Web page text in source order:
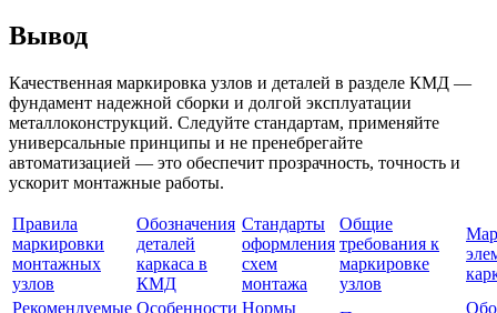
Вывод
Качественная маркировка узлов и деталей в разделе КМД —
фундамент надежной сборки и долгой эксплуатации
металлоконструкций. Следуйте стандартам, применяйте
универсальные принципы и не пренебрегайте
автоматизацией — это обеспечит прозрачность, точность и
ускорит монтажные работы.
Правила
маркировки
монтажных
узлов
Обозначения
деталей
каркаса в
КМД
Стандарты
оформления
схем
монтажа
Общие
требования к
маркировке
узлов
Рекомендуемые Особенности Нормы